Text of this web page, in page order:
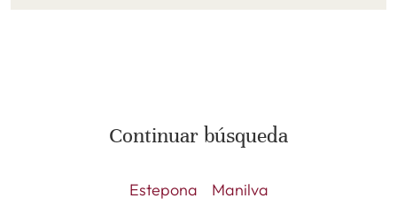
Continuar búsqueda
Estepona Manilva